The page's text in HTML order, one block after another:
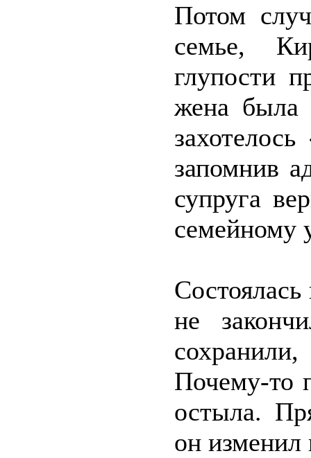
Потом
семье,
глупости
жена была
запомнив
супруга
семейному
не
Почему-то
остыла.
он